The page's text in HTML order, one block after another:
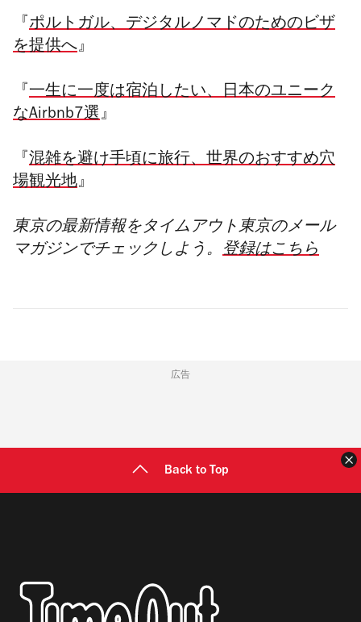
『 ポルトガル、デジタルノマドのためのビザ
を提供へ』
『 一生に一度は宿泊したい、日本のユニーク
なAirbnb7選』
『 混雑を避け手頃に旅行、世界のおすすめ穴
場観光地』
東京の最新情報をタイムアウト東京のメール
マガジンでチェックしよう。 登録はこちら
広告
Back to Top